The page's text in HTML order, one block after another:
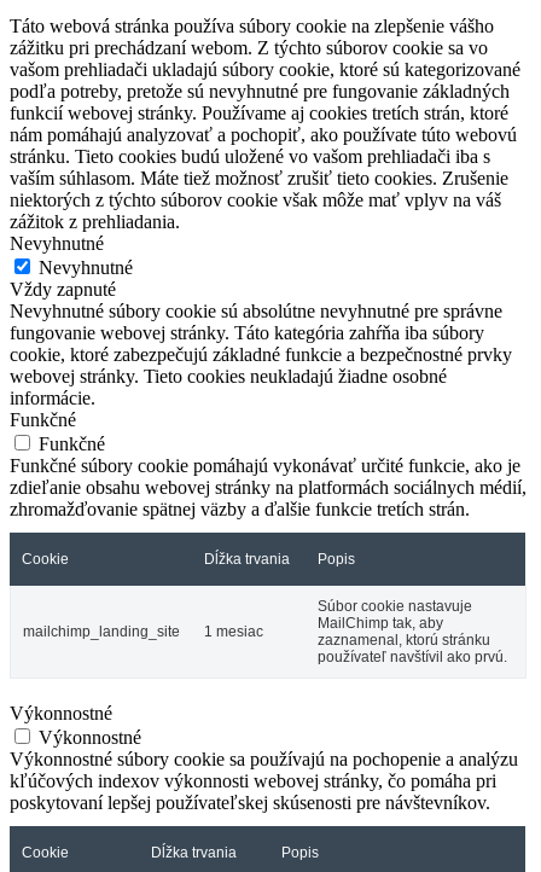
Táto webová stránka používa súbory cookie na zlepšenie vášho
zážitku pri prechádzaní webom. Z týchto súborov cookie sa vo
vašom prehliadači ukladajú súbory cookie, ktoré sú kategorizované
podľa potreby, pretože sú nevyhnutné pre fungovanie základných
funkcií webovej stránky. Používame aj cookies tretích strán, ktoré
nám pomáhajú analyzovať a pochopiť, ako používate túto webovú
stránku. Tieto cookies budú uložené vo vašom prehliadači iba s
vaším súhlasom. Máte tiež možnosť zrušiť tieto cookies. Zrušenie
niektorých z týchto súborov cookie však môže mať vplyv na váš
zážitok z prehliadania.
Nevyhnutné
Nevyhnutné
Vždy zapnuté
Nevyhnutné súbory cookie sú absolútne nevyhnutné pre správne
fungovanie webovej stránky. Táto kategória zahŕňa iba súbory
cookie, ktoré zabezpečujú základné funkcie a bezpečnostné prvky
webovej stránky. Tieto cookies neukladajú žiadne osobné
informácie.
Funkčné
Funkčné
Funkčné súbory cookie pomáhajú vykonávať určité funkcie, ako je
zdieľanie obsahu webovej stránky na platformách sociálnych médií,
zhromažďovanie spätnej väzby a ďalšie funkcie tretích strán.
Cookie Dĺžka trvania Popis
mailchimp_landing_site 1 mesiac
Súbor cookie nastavuje
MailChimp tak, aby
zaznamenal, ktorú stránku
používateľ navštívil ako prvú.
Výkonnostné
Výkonnostné
Výkonnostné súbory cookie sa používajú na pochopenie a analýzu
kľúčových indexov výkonnosti webovej stránky, čo pomáha pri
poskytovaní lepšej používateľskej skúsenosti pre návštevníkov.
Cookie Dĺžka trvania Popis